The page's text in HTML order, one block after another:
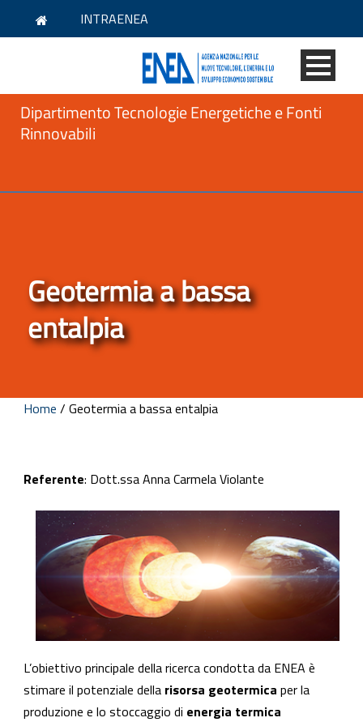
INTRAENEA
Dipartimento Tecnologie Energetiche e Fonti
Rinnovabili
Geotermia a bassa
entalpia
Home / Geotermia a bassa entalpia
Referente: Dott.ssa Anna Carmela Violante
L’obiettivo principale della ricerca condotta da ENEA è
stimare il potenziale della risorsa geotermica per la
produzione e lo stoccaggio di energia termica